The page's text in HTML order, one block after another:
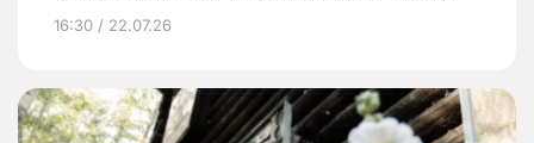
16:30 / 22.07.26